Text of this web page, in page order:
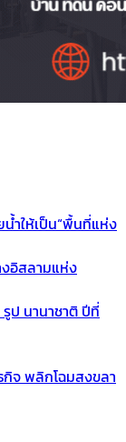
ำให้เป็น“พื้นที่แห่ง
งอิสลามแห่ง
ป นานาชาติ ปีที่
กิจ พลิกโฉมสงขลา